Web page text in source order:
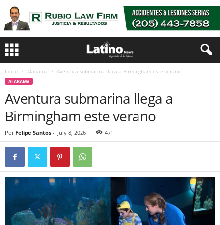
Inicio Alabama Aventura submarina llega a Birmingham este verano
ALABAMA
Aventura submarina llega a
Birmingham este verano
Por Felipe Santos - July 8, 2026 471